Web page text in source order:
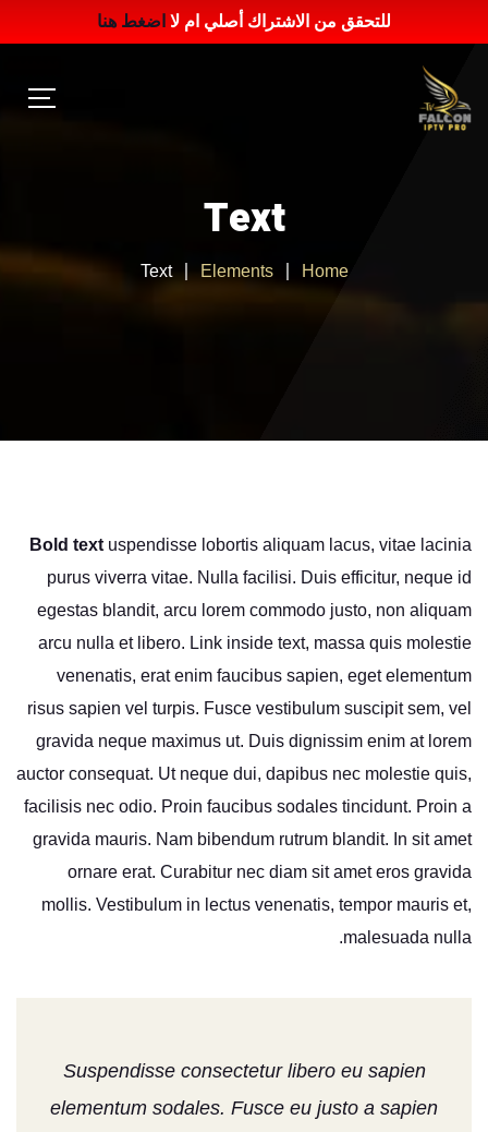
للتحقق من الاشتراك أصلي ام لا اضغط هنا
Text
Home
Elements
Text
Bold text uspendisse lobortis aliquam lacus, vitae lacinia
purus viverra vitae. Nulla facilisi. Duis efficitur, neque id
egestas blandit, arcu lorem commodo justo, non aliquam
arcu nulla et libero. Link inside text, massa quis molestie
venenatis, erat enim faucibus sapien, eget elementum
risus sapien vel turpis. Fusce vestibulum suscipit sem, vel
gravida neque maximus ut. Duis dignissim enim at lorem
auctor consequat. Ut neque dui, dapibus nec molestie quis,
facilisis nec odio. Proin faucibus sodales tincidunt. Proin a
gravida mauris. Nam bibendum rutrum blandit. In sit amet
ornare erat. Curabitur nec diam sit amet eros gravida
mollis. Vestibulum in lectus venenatis, tempor mauris et,
malesuada nulla.
Suspendisse consectetur libero eu sapien
elementum sodales. Fusce eu justo a sapien